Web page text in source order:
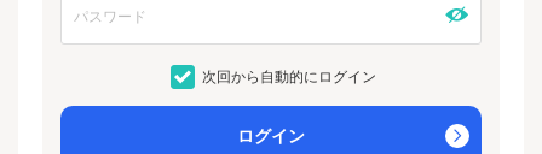
次回から自動的にログイン
ログイン